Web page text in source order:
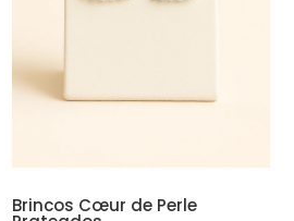
Brincos Cœur de Perle